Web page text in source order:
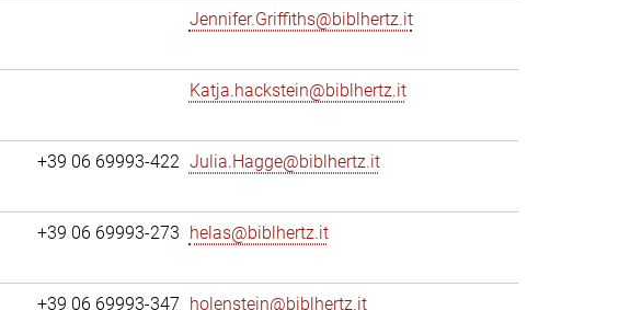
Jennifer.Griffiths@biblhertz.it
Katja.hackstein@biblhertz.it
+39 06 69993-422 Julia.Hagge@biblhertz.it
+39 06 69993-273 helas@biblhertz.it
+39 06 69993-347 holenstein@biblhertz.it